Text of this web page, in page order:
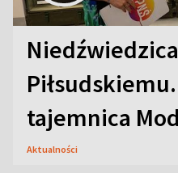
tajemnica
Aktualności